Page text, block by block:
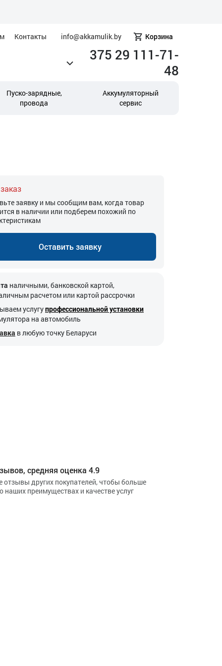
Контакты info@akkamulik.by Корзина
375 29 111-71-
48
Пуско-зарядные,
провода
Аккумуляторный
сервис
заявку и мы сообщим вам, когда товар
в наличии или подберем похожий по
Оставить заявку
наличными, банковской картой,
расчетом или картой рассрочки
услугупрофессиональной установки
на автомобиль
в любую точку Беларуси
средняя оценка 4.9
отзывы других покупателей, чтобы больше
наших преимуществах и качестве услуг